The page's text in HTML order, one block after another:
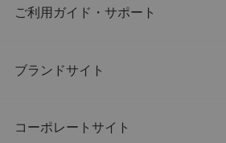
ご利用ガイド・サポート
ブランドサイト
コーポレートサイト